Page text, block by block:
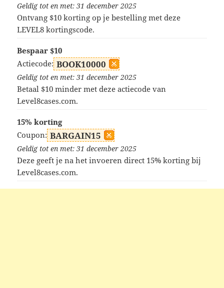
Geldig tot en met: 31 december 2025
Ontvang $10 korting op je bestelling met deze
LEVEL8 kortingscode.
Bespaar $10
Actiecode: BOOK10000
Geldig tot en met: 31 december 2025
Betaal $10 minder met deze actiecode van
Level8cases.com.
15% korting
Coupon: BARGAIN15
Geldig tot en met: 31 december 2025
Deze geeft je na het invoeren direct 15% korting bij
Level8cases.com.